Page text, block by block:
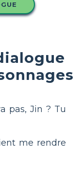
pas, Jin ? Tu
me rendre